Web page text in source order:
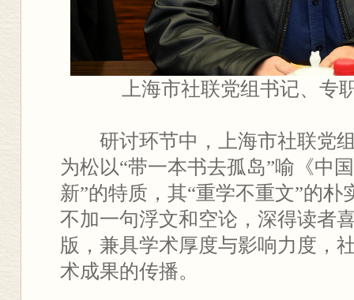
上海市社联党组书记、专
研讨环节中，上海市社联党
为松以“带一本书去孤岛”喻《中
新”的特质，其“重学不重文”的朴
不加一句浮文和空论，深得读者
版，兼具学术厚度与影响力度，
术成果的传播。